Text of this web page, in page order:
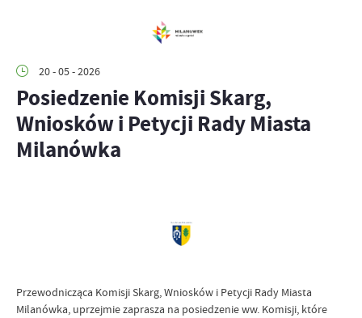
20 - 05 - 2026
Posiedzenie Komisji Skarg,
Wniosków i Petycji Rady Miasta
Milanówka
Przewodnicząca Komisji Skarg, Wniosków i Petycji Rady Miasta
Milanówka, uprzejmie zaprasza na posiedzenie ww. Komisji, które